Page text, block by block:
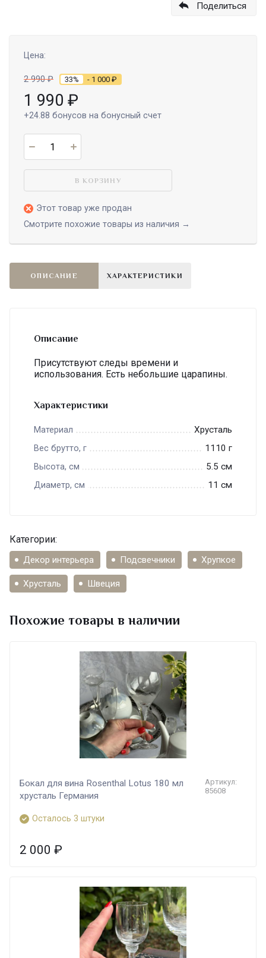
Поделиться
Цена:
2 990₽ 33% - 1 000 ₽
1 990 ₽
+24.88 бонусов на бонусный счет
В КОРЗИНУ
Этот товар уже продан
Смотрите похожие товары из наличия →
ОПИСАНИЕ ХАРАКТЕРИСТИКИ
Описание
Присутствуют следы времени и
использования. Есть небольшие царапины.
Характеристики
Материал Хрусталь
Вес брутто, г 1110 г
Высота, см 5.5 см
Диаметр, см 11 см
Категории:
Декор интерьера Подсвечники Хрупкое
Хрусталь Швеция
Похожие товары в наличии
Бокал для вина Rosenthal Lotus 180 мл
хрусталь Германия
Артикул:
85608
Осталось 3 штуки
2 000 ₽